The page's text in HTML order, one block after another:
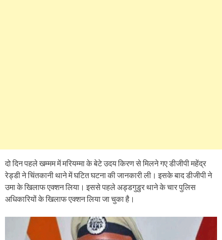
दो दिन पहले खम्मम में मरियम्मा के बेटे उदय किरण से मिलने गए डीजीपी महेंद्र
रेड्डी ने चिंतकानी थाने में घटित घटना की जानकारी ली। इसके बाद डीजीपी ने
उमा के खिलाफ एक्शन लिया। इससे पहले अड्डगुडुर थाने के चार पुलिस
अधिकारियों के खिलाफ एक्शन लिया जा चुका है।